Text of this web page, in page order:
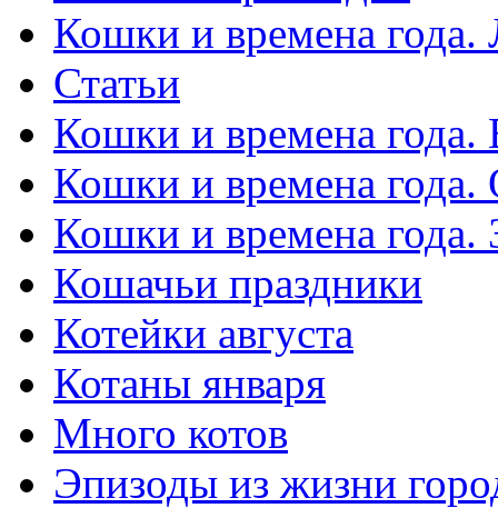
Кошки и времена года.
Статьи
Кошки и времена года.
Кошки и времена года.
Кошки и времена года.
Кошачьи праздники
Котейки августа
Котаны января
Много котов
Эпизоды из жизни